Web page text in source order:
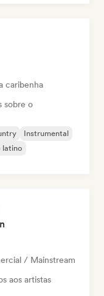
caribenha
sobre o
Instrumental
latino
/ Mainstream
aos artistas